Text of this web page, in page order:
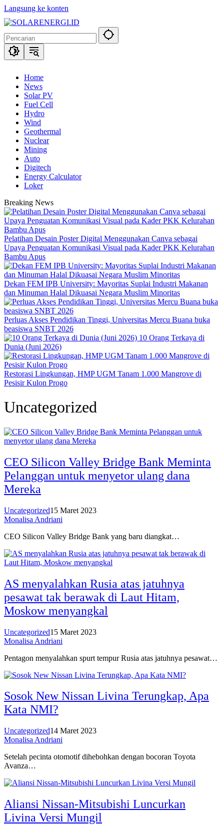
Langsung ke konten
Home
News
Solar PV
Fuel Cell
Hydro
Wind
Geothermal
Nuclear
Mining
Auto
Digitech
Energy Calculator
Loker
Breaking News
Pelatihan Desain Poster Digital Menggunakan Canva sebagai
Upaya Penguatan Komunikasi Visual pada Kader PKK Kelurahan
Bambu Apus
Dekan FEM IPB University: Mayoritas Suplai Industri Makanan
dan Minuman Halal Dikuasai Negara Muslim Minoritas
Perluas Akses Pendidikan Tinggi, Universitas Mercu Buana buka
beasiswa SNBT 2026
10 Orang Terkaya di
Dunia (Juni 2026)
Restorasi Lingkungan, HMP UGM Tanam 1.000 Mangrove di
Pesisir Kulon Progo
Uncategorized
CEO Silicon Valley Bridge Bank Meminta
Pelanggan untuk menyetor ulang dana
Mereka
Uncategorized15 Maret 2023
Monalisa Andriani
CEO Silicon Valley Bridge Bank yang baru diangkat…
AS menyalahkan Rusia atas jatuhnya
pesawat tak berawak di Laut Hitam,
Moskow menyangkal
Uncategorized15 Maret 2023
Monalisa Andriani
Pentagon menyalahkan spurt tempur Rusia atas jatuhnya pesawat…
Sosok New Nissan Livina Terungkap, Apa
Kata NMI?
Uncategorized14 Maret 2023
Monalisa Andriani
Setelah pecinta otomotif dihebohkan dengan bocoran Toyota
Avanza…
Aliansi Nissan-Mitsubishi Luncurkan
Livina Versi Mungil